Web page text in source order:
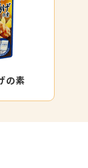
の素